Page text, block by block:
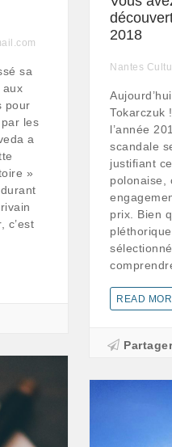
sa
aux
pour
les
a
»
c’est
2018
Nantes
Tokarczuk
l’année
scandale
justifiant
polonaise,
prix. Bien
READ